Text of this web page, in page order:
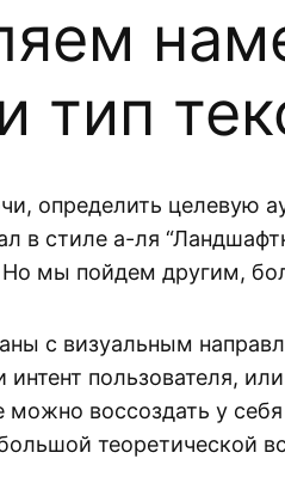
тип
определить целевую
в стиле а-ля
Но мы пойдем другим,
с визуальным
пользователя,
воссоздать у
теоретической